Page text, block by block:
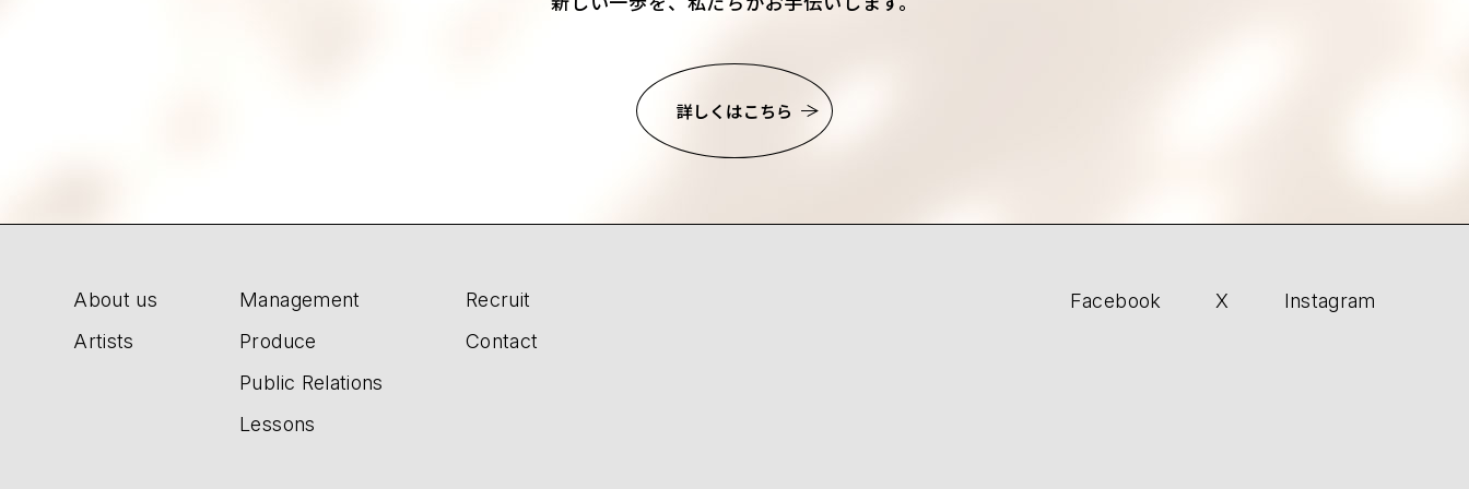
詳しくはこちら
About us
Artists
Management
Produce
Public Relations
Lessons
Recruit
Contact
Facebook X Instagram